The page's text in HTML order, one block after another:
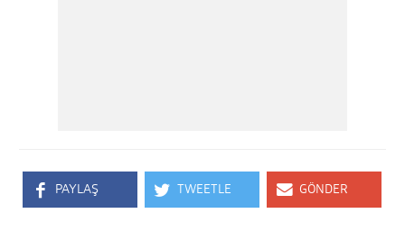
PAYLAŞ TWEETLE GÖNDER